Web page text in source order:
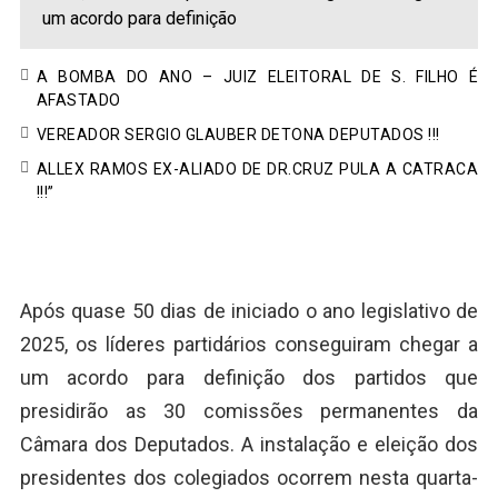
um acordo para definição
A BOMBA DO ANO – JUIZ ELEITORAL DE S. FILHO É
AFASTADO
VEREADOR SERGIO GLAUBER DETONA DEPUTADOS !!!
ALLEX RAMOS EX-ALIADO DE DR.CRUZ PULA A CATRACA
!!!”
Após quase 50 dias de iniciado o ano legislativo de
2025, os líderes partidários conseguiram chegar a
um acordo para definição dos partidos que
presidirão as 30 comissões permanentes da
Câmara dos Deputados. A instalação e eleição dos
presidentes dos colegiados ocorrem nesta quarta-